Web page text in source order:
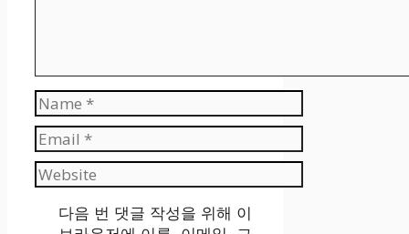
Name
Email
Website
다음 번 댓글 작성을 위해 이